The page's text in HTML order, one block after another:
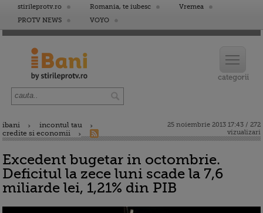
stirileprotv.ro Romania, te iubesc
Vremea
PROTV NEWS
VOYO
ibani
incontul tau
credite si economii
25 noiembrie 2013 17:43 / 272
vizualizari
Excedent bugetar in octombrie.
Deficitul la zece luni scade la 7,6
miliarde lei, 1,21% din PIB